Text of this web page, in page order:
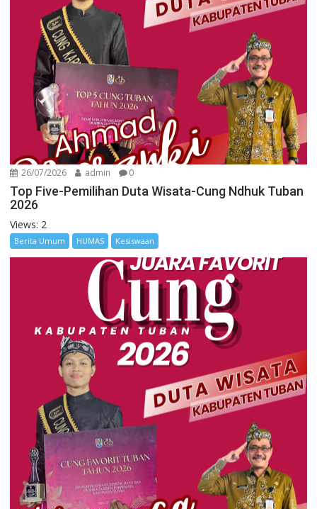
26/07/2026 admin 0
Top Five-Pemilihan Duta Wisata-Cung Ndhuk Tuban
2026
Views: 2
Berita Umum HUMAS Kesiswaan